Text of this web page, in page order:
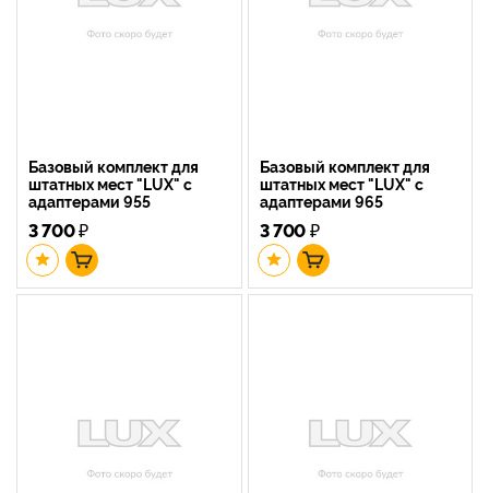
Базовый комплект для
штатных мест "LUX" с
адаптерами 955
3 700₽
Базовый комплект для
штатных мест "LUX" с
адаптерами 965
3 700₽